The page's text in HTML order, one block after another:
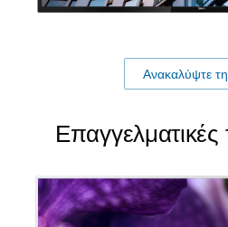
Ανακαλύψτε
Επαγγελματικές